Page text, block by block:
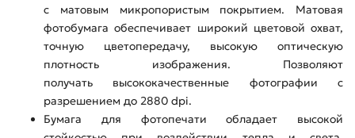
с матовым микропористым покрытием. Матовая
фотобумага обеспечивает широкий цветовой охват,
точную цветопередачу, высокую оптическую
плотность изображения. Позволяют
получать высококачественные фотографии с
разрешением до 2880 dpi.
Бумага для фотопечати обладает высокой